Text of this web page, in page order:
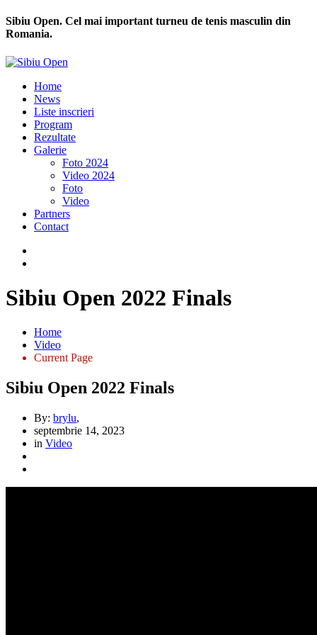
Sibiu Open. Cel mai important turneu de tenis masculin din
Romania.
Home
News
Liste inscrieri
Program
Rezultate
Galerie
Foto 2024
Video 2024
Foto
Video
Partners
Contact
Sibiu Open 2022 Finals
Home
Video
Current Page
Sibiu Open 2022 Finals
By: brylu,
septembrie 14, 2023
in Video